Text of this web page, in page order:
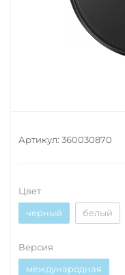
Артикул: 360030870
Цвет
черный
белый
Версия
международная